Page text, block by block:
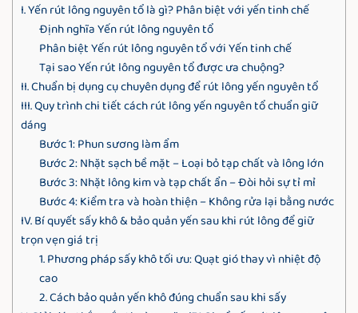
I. Yến rút lông nguyên tổ là gì? Phân biệt với yến tinh chế
Định nghĩa Yến rút lông nguyên tổ
Phân biệt Yến rút lông nguyên tổ với Yến tinh chế
Tại sao Yến rút lông nguyên tổ được ưa chuộng?
II. Chuẩn bị dụng cụ chuyên dụng để rút lông yến nguyên tổ
III. Quy trình chi tiết cách rút lông yến nguyên tổ chuẩn giữ
dáng
Bước 1: Phun sương làm ẩm
Bước 2: Nhặt sạch bề mặt – Loại bỏ tạp chất và lông lớn
Bước 3: Nhặt lông kim và tạp chất ẩn – Đòi hỏi sự tỉ mỉ
Bước 4: Kiểm tra và hoàn thiện – Không rửa lại bằng nước
IV. Bí quyết sấy khô & bảo quản yến sau khi rút lông để giữ
trọn vẹn giá trị
1. Phương pháp sấy khô tối ưu: Quạt gió thay vì nhiệt độ
cao
2. Cách bảo quản yến khô đúng chuẩn sau khi sấy